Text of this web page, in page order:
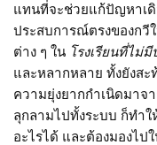
แทนที่จะช่วยแก้ปัญหาเ
ประสบการณ์ตรงของกวี
ต่าง ๆ ใน โรงเรียนที่ไม่
และหลากหลาย ทั้งยังส
ความยุ่งยากกำเนิดมาจ
ลุกลามไปทั้งระบบ ก็ทำ
อะไรได้ และต้องมองไ